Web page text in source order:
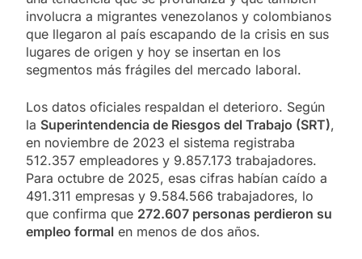
involucra a migrantes venezolanos y colombianos
que llegaron al país escapando de la crisis en sus
lugares de origen y hoy se insertan en los
segmentos más frágiles del mercado laboral.
Los datos oficiales respaldan el deterioro. Según
la Superintendencia de Riesgos del Trabajo (SRT),
en noviembre de 2023 el sistema registraba
512.357 empleadores y 9.857.173 trabajadores.
Para octubre de 2025, esas cifras habían caído a
491.311 empresas y 9.584.566 trabajadores, lo
que confirma que 272.607 personas perdieron su
empleo formal en menos de dos años.